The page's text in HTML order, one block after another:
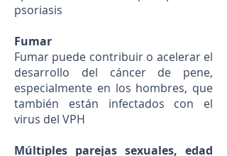
psoriasis
Fumar
Fumar puede contribuir o acelerar el
desarrollo del cáncer de pene,
especialmente en los hombres, que
también están infectados con el
virus del VPH
Múltiples parejas sexuales, edad